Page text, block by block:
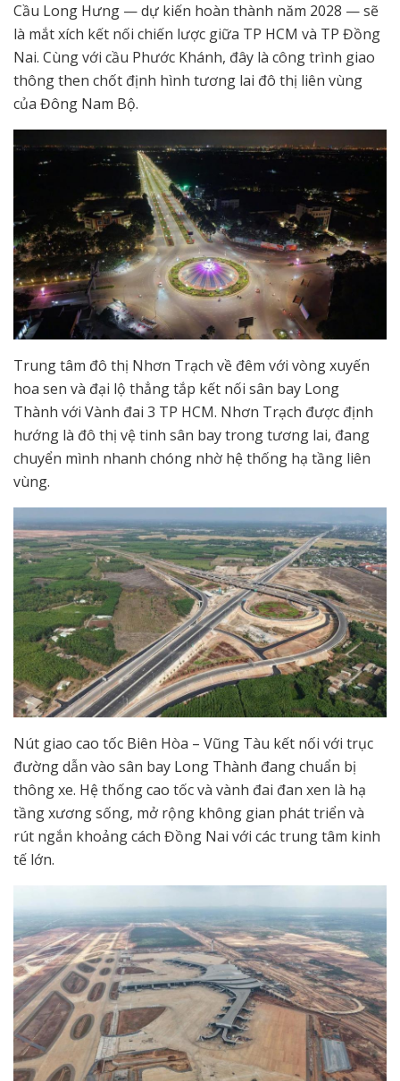
Cầu Long Hưng — dự kiến hoàn thành năm 2028 — sẽ
là mắt xích kết nối chiến lược giữa TP HCM và TP Đồng
Nai. Cùng với cầu Phước Khánh, đây là công trình giao
thông then chốt định hình tương lai đô thị liên vùng
của Đông Nam Bộ.
Trung tâm đô thị Nhơn Trạch về đêm với vòng xuyến
hoa sen và đại lộ thẳng tắp kết nối sân bay Long
Thành với Vành đai 3 TP HCM. Nhơn Trạch được định
hướng là đô thị vệ tinh sân bay trong tương lai, đang
chuyển mình nhanh chóng nhờ hệ thống hạ tầng liên
vùng.
Nút giao cao tốc Biên Hòa – Vũng Tàu kết nối với trục
đường dẫn vào sân bay Long Thành đang chuẩn bị
thông xe. Hệ thống cao tốc và vành đai đan xen là hạ
tầng xương sống, mở rộng không gian phát triển và
rút ngắn khoảng cách Đồng Nai với các trung tâm kinh
tế lớn.